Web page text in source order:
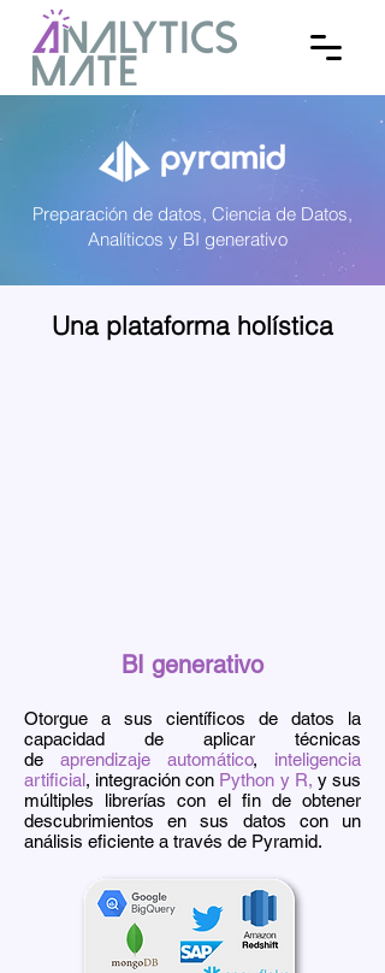
Preparación de datos, Ciencia de Datos,
Analíticos y BI generativo
Una plataforma holística
BI generativo
Otorgue a sus científicos de datos la
capacidad de aplicar técnicas
de aprendizaje automático, inteligencia
artificial, integración con Python y R, y sus
múltiples librerías con el fin de obtener
descubrimientos en sus datos con un
análisis eficiente a través de Pyramid.